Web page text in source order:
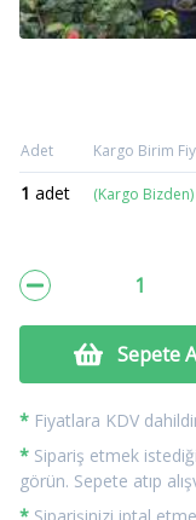
Adet Kargo Birim
1 adet (Kargo Bizden)
Sepete
* Fiyatlara KDV
* Sipariş etmek
görün. Sepete atıp